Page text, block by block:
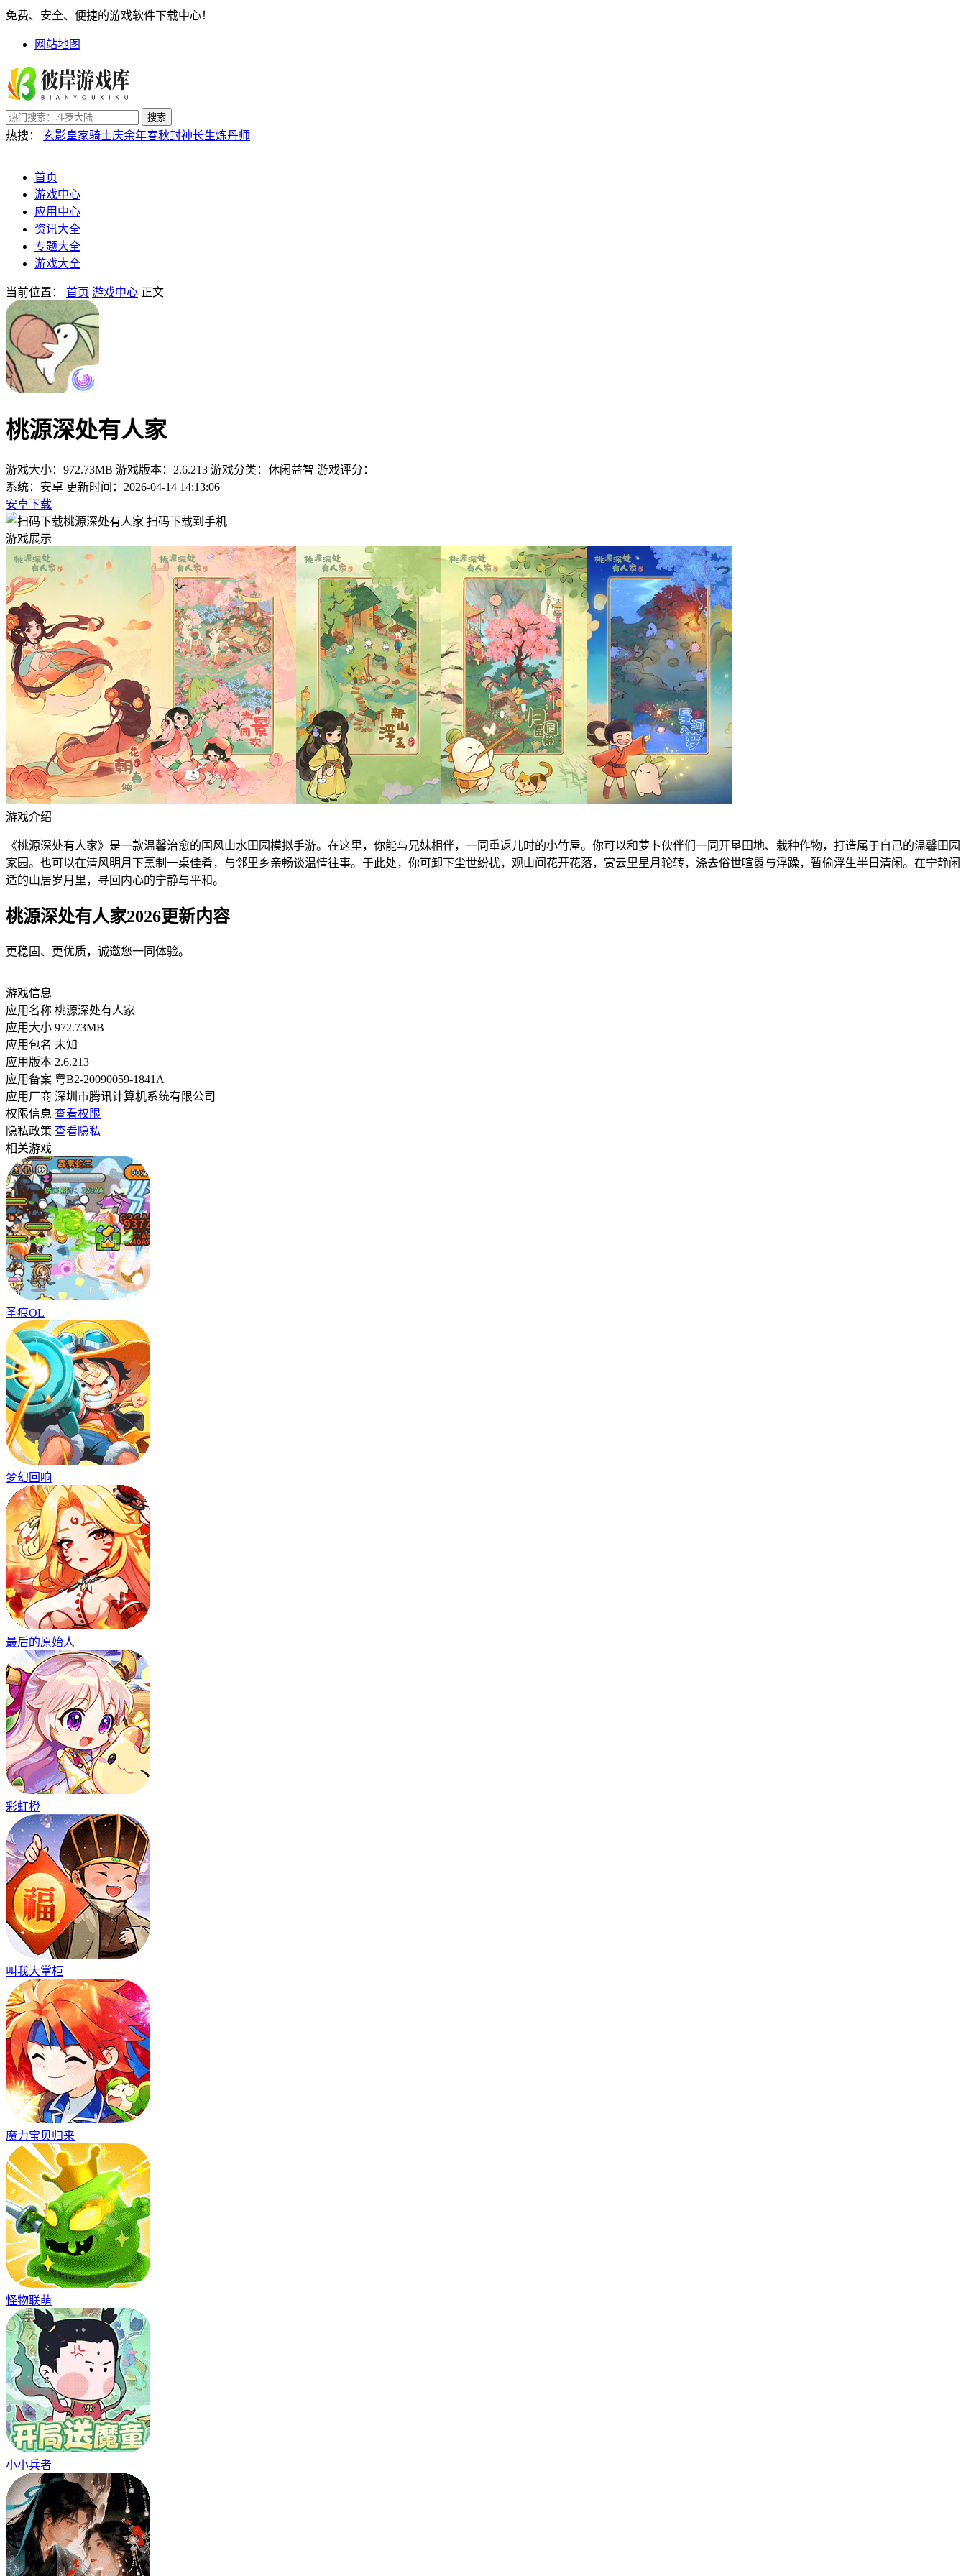
免费、安全、便捷的游戏软件下载中心！
网站地图
搜索
热搜： 玄影皇家骑士庆余年春秋封神长生炼丹师
首页
游戏中心
应用中心
资讯大全
专题大全
游戏大全
当前位置： 首页 游戏中心 正文
桃源深处有人家
游戏大小：972.73MB 游戏版本：2.6.213 游戏分类：休闲益智 游戏评分：
系统：安卓 更新时间：2026-04-14 14:13:06
安卓下载
扫码下载到手机
游戏展示
游戏介绍
《桃源深处有人家》是一款温馨治愈的国风山水田园模拟手游。在这里，你能与兄妹相伴，一同重返儿时的小竹屋。你可以和萝卜伙伴们一同开垦田地、栽种作物，打造属于自己的温馨田园
家园。也可以在清风明月下烹制一桌佳肴，与邻里乡亲畅谈温情往事。于此处，你可卸下尘世纷扰，观山间花开花落，赏云里星月轮转，涤去俗世喧嚣与浮躁，暂偷浮生半日清闲。在宁静闲
适的山居岁月里，寻回内心的宁静与平和。
桃源深处有人家2026更新内容
更稳固、更优质，诚邀您一同体验。
游戏信息
应用名称 桃源深处有人家
应用大小 972.73MB
应用包名 未知
应用版本 2.6.213
应用备案 粤B2-20090059-1841A
应用厂商 深圳市腾讯计算机系统有限公司
权限信息 查看权限
隐私政策 查看隐私
相关游戏
圣痕OL
梦幻回响
最后的原始人
彩虹橙
叫我大掌柜
魔力宝贝归来
怪物联萌
小小兵者